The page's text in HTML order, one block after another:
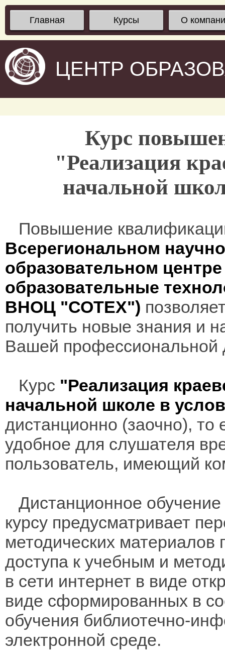
Главная Курсы О
ЦЕНТР
Курс
"Реализация
начальной
Повышение
Всерегиональном
образовательном
образовательные
ВНОЦ "СОТЕХ")
получить новые знания и
Вашей профессиональной
Курс "Реализация
начальной школе в
дистанционно (заочно), то
удобное для слушателя
пользователь, имеющий
Дистанционное
курсу предусматривает
методических материалов
доступа к учебным и
в сети интернет в виде
виде сформированных в
обучения библиотечно-
электронной среде.